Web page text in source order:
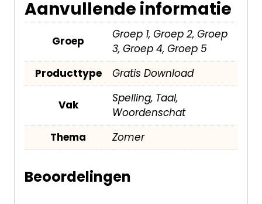
Aanvullende informatie
Groep
Groep 1, Groep 2, Groep
3, Groep 4, Groep 5
Producttype
Gratis Download
Vak
Spelling, Taal,
Woordenschat
Thema
Zomer
Beoordelingen